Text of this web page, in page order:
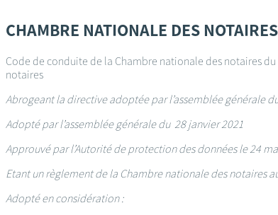
au
contenu
CHAMBRE NATIONALE DES NOTAIRES
Code de conduite de la Chambre nationale des notaires
notaires
Abrogeant la directive adoptée par l’assemblée générale
Adopté par l’assemblée générale du 28 janvier 2021
Approuvé par l’Autorité de protection des données le 24
Etant un règlement de la Chambre nationale des notaires
Adopté en considération :